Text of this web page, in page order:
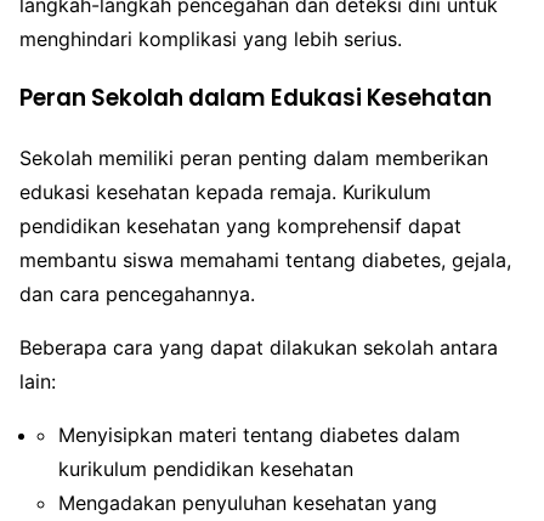
langkah-langkah pencegahan dan deteksi dini untuk
menghindari komplikasi yang lebih serius.
Peran Sekolah dalam Edukasi Kesehatan
Sekolah memiliki peran penting dalam memberikan
edukasi kesehatan kepada remaja. Kurikulum
pendidikan kesehatan yang komprehensif dapat
membantu siswa memahami tentang diabetes, gejala,
dan cara pencegahannya.
Beberapa cara yang dapat dilakukan sekolah antara
lain:
Menyisipkan materi tentang diabetes dalam
kurikulum pendidikan kesehatan
Mengadakan penyuluhan kesehatan yang